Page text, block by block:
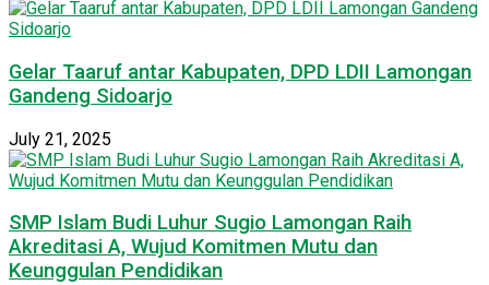
Gelar Taaruf antar Kabupaten, DPD LDII Lamongan
Gandeng Sidoarjo
July 21, 2025
SMP Islam Budi Luhur Sugio Lamongan Raih
Akreditasi A, Wujud Komitmen Mutu dan
Keunggulan Pendidikan